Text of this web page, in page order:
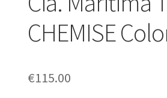
CHEMISE
€115.00